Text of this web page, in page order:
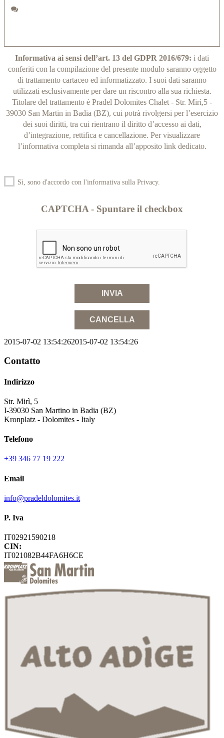
Informativa ai sensi dell’art. 13 del GDPR 2016/679: i dati
conferiti con la compilazione del presente modulo saranno oggetto
di trattamento cartaceo ed informatizzato. I suoi dati saranno
utilizzati esclusivamente per dare un riscontro alla sua richiesta.
Titolare del trattamento è Pradel Dolomites Chalet - Str. Mirì,5 -
39030 San Martin in Badia (BZ), cui potrà rivolgersi per l’esercizio
dei suoi diritti, tra cui rientrano il diritto d’accesso ai dati,
d’integrazione, rettifica e cancellazione. Per visualizzare
l’informativa completa si rimanda all’apposito link dedicato.
Sì, sono d'accordo con l'informativa sulla Privacy.
CAPTCHA - Spuntare il checkbox
2015-07-02 13:54:262015-07-02 13:54:26
Contatto
Indirizzo
Str. Mirì, 5
I-39030 San Martino in Badia (BZ)
Kronplatz - Dolomites - Italy
Telefono
+39 346 77 19 222
Email
info@pradeldolomites.it
P. Iva
IT02921590218
CIN:
IT021082B44FA6H6CE